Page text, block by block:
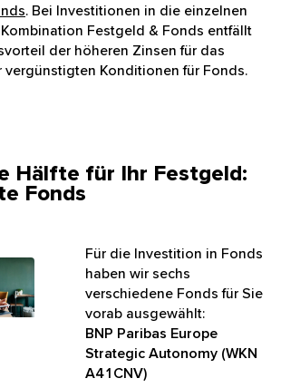
. Bei Investitionen in die einzelnen
Festgeld & Fonds entfällt
der höheren Zinsen für das
vergünstigten Konditionen für Fonds.
Hälfte für Ihr Festgeld:
Fonds
Für die Investition in Fonds
haben wir sechs
verschiedene Fonds für Sie
vorab ausgewählt:
BNP Paribas Europe
Strategic Autonomy (WKN
A41CNV)